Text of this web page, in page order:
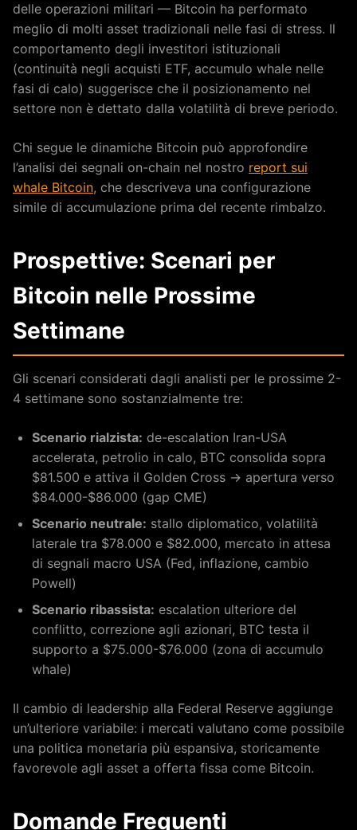
delle operazioni militari — Bitcoin ha performato
meglio di molti asset tradizionali nelle fasi di stress. Il
comportamento degli investitori istituzionali
(continuità negli acquisti ETF, accumulo whale nelle
fasi di calo) suggerisce che il posizionamento nel
settore non è dettato dalla volatilità di breve periodo.
Chi segue le dinamiche Bitcoin può approfondire
l’analisi dei segnali on-chain nel nostro report sui
whale Bitcoin, che descriveva una configurazione
simile di accumulazione prima del recente rimbalzo.
Prospettive: Scenari per
Bitcoin nelle Prossime
Settimane
Gli scenari considerati dagli analisti per le prossime 2-
4 settimane sono sostanzialmente tre:
Scenario rialzista: de-escalation Iran-USA
accelerata, petrolio in calo, BTC consolida sopra
$81.500 e attiva il Golden Cross → apertura verso
$84.000-$86.000 (gap CME)
Scenario neutrale: stallo diplomatico, volatilità
laterale tra $78.000 e $82.000, mercato in attesa
di segnali macro USA (Fed, inflazione, cambio
Powell)
Scenario ribassista: escalation ulteriore del
conflitto, correzione agli azionari, BTC testa il
supporto a $75.000-$76.000 (zona di accumulo
whale)
Il cambio di leadership alla Federal Reserve aggiunge
un’ulteriore variabile: i mercati valutano come possibile
una politica monetaria più espansiva, storicamente
favorevole agli asset a offerta fissa come Bitcoin.
Domande Frequenti